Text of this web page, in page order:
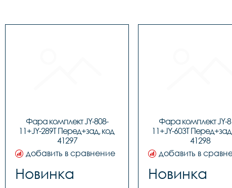
Фара комплект JY-808-
11+JY-289T Перед+зад, код
41297
добавить в сравнение
Новинка
Фара комплект JY-
11+JY-603T
41298
добавить в
Новинка